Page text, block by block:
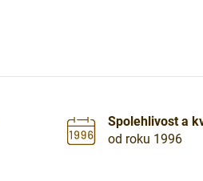
Spolehlivost a
od roku 1996